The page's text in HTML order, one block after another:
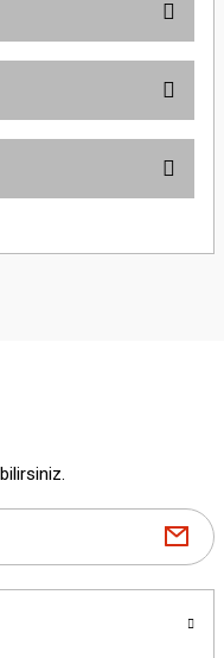
kullanarak tarafımıza